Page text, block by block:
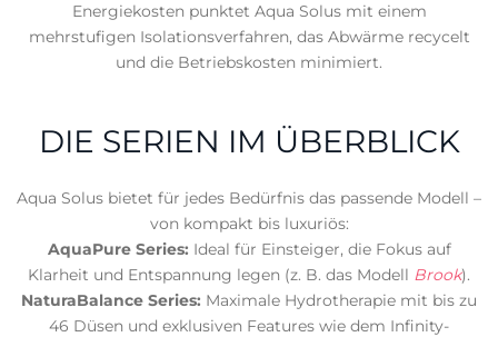
Energiekosten punktet Aqua Solus mit einem
mehrstufigen Isolationsverfahren, das Abwärme recycelt
und die Betriebskosten minimiert.
DIE SERIEN IM ÜBERBLICK
Aqua Solus bietet für jedes Bedürfnis das passende Modell –
von kompakt bis luxuriös:
AquaPure Series: Ideal für Einsteiger, die Fokus auf
Klarheit und Entspannung legen (z. B. das Modell Brook).
NaturaBalance Series: Maximale Hydrotherapie mit bis zu
46 Düsen und exklusiven Features wie dem Infinity-